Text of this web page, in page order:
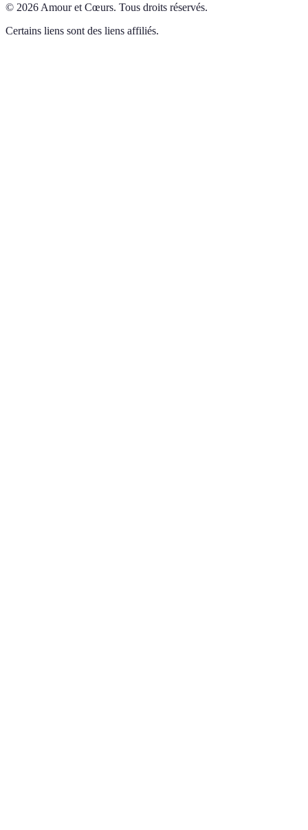
© 2026 Amour et Cœurs. Tous droits réservés.
Certains liens sont des liens affiliés.